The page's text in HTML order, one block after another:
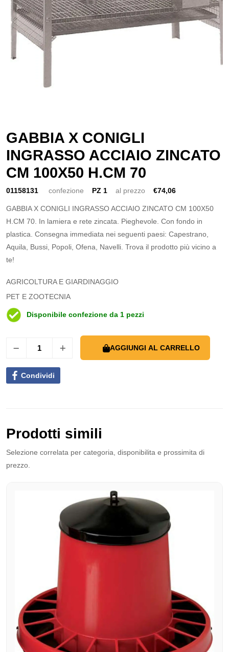
GABBIA X CONIGLI
INGRASSO ACCIAIO ZINCATO
CM 100X50 H.CM 70
01158131 confezione PZ 1 al prezzo €74,06
GABBIA X CONIGLI INGRASSO ACCIAIO ZINCATO CM 100X50
H.CM 70. In lamiera e rete zincata. Pieghevole. Con fondo in
plastica. Consegna immediata nei seguenti paesi: Capestrano,
Aquila, Bussi, Popoli, Ofena, Navelli. Trova il prodotto più vicino a
te!
AGRICOLTURA E GIARDINAGGIO
PET E ZOOTECNIA
Disponibile confezione da 1 pezzi
AGGIUNGI AL CARRELLO
Condividi
Prodotti simili
Selezione correlata per categoria, disponibilita e prossimita di
prezzo.